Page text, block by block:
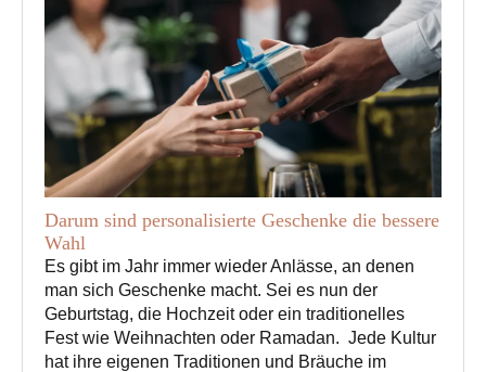
Darum sind personalisierte Geschenke die bessere
Wahl
Es gibt im Jahr immer wieder Anlässe, an denen
man sich Geschenke macht. Sei es nun der
Geburtstag, die Hochzeit oder ein traditionelles
Fest wie Weihnachten oder Ramadan. Jede Kultur
hat ihre eigenen Traditionen und Bräuche im